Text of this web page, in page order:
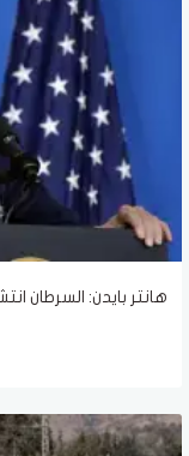
هانتر بايدن: السرطان